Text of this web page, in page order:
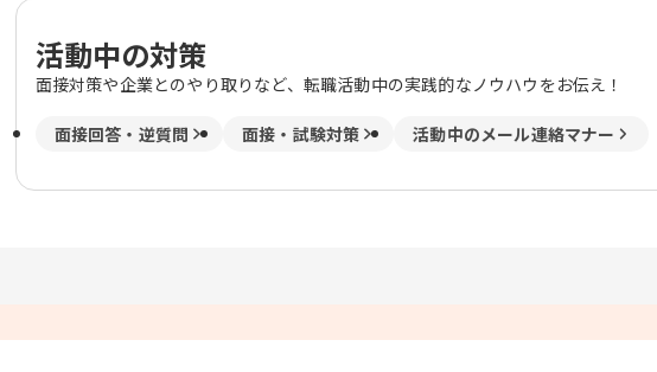
活動中の対策
面接対策や企業とのやり取りなど、転職活動中の実践的なノウハウをお伝え！
面接回答・逆質問 面接・試験対策 活動中のメール連絡マナー